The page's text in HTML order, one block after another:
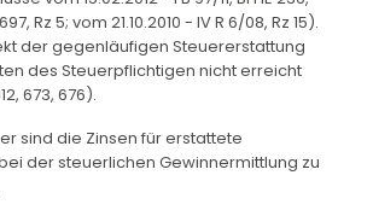
Rz 5; vom 21.10.2010 - IV R 6/08, Rz 15).
der gegenläufigen Steuererstattung
des Steuerpflichtigen nicht erreicht
673, 676).
sind die Zinsen für erstattete
der steuerlichen Gewinnermittlung zu